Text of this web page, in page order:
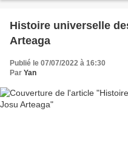
Histoire universelle
Arteaga
Publié le 07/07/2022 à 16:30
Par Yan